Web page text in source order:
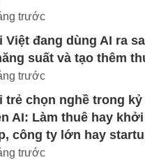
trước
Việt đang dùng AI ra
suất và tạo thêm
trước
trẻ chọn nghề trong kỷ
AI: Làm thuê hay khởi
công ty lớn hay
trước